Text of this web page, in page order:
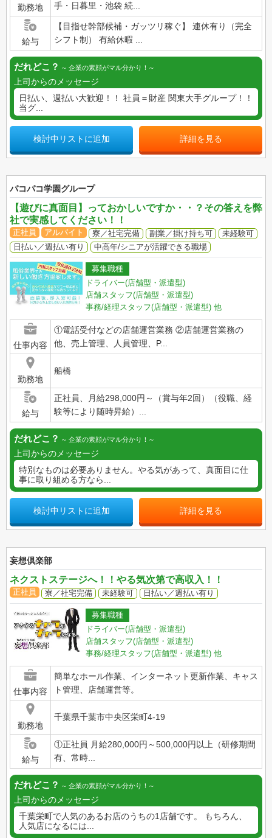
勤務地
手・日暮里・池袋 続...
給与
【目指せ幹部候補・ガッツリ稼ぐ】 連休有り（完全
シフト制） 有給休暇 ...
だれどこ？ 企業の素顔がマル分かり！
上司からのメッセージ
日払い、週払い大歓迎！！ 社員＝財産 関東大手グループ！！
当グ...
検討中リストに追加 詳細を見る
パコパコ学園グループ
【遊びに真面目】っておかしいですか・・？その答えを弊
社で実感してください！！
正社員 アルバイト 寮／社宅完備 副業／掛け持ち可
未経験可
日払い／週払い有り
中高年/シニアが活躍できる職場
募集職種
ドライバー(店舗型・派遣型)
店舗スタッフ(店舗型・派遣型)
事務/経理スタッフ(店舗型・派遣型) 他
仕事内容
①電話受付などの店舗運営業務 ②店舗運営業務の
他、売上管理、人員管理、P...
勤務地
船橋
給与
正社員、月給298,000円～（賞与年2回）（役職、経
験等により随時昇給）...
だれどこ？ 企業の素顔がマル分かり！
上司からのメッセージ
特別なものは必要ありません。やる気があって、真面目に仕
事に取り組める方なら...
検討中リストに追加 詳細を見る
妄想倶楽部
ネクストステージへ！！やる気次第で高収入！！
正社員 寮／社宅完備 未経験可 日払い／週払い有り
募集職種
ドライバー(店舗型・派遣型)
店舗スタッフ(店舗型・派遣型)
事務/経理スタッフ(店舗型・派遣型) 他
仕事内容
簡単なホール作業、インターネット更新作業、キャス
ト管理、店舗運営等。
勤務地
千葉県千葉市中央区栄町4-19
給与
①正社員 月給280,000円～500,000円以上（研修期間
有、常時...
だれどこ？ 企業の素顔がマル分かり！
上司からのメッセージ
千葉栄町で人気のあるお店のうちの1店舗です。 もちろん、
人気店になるには...